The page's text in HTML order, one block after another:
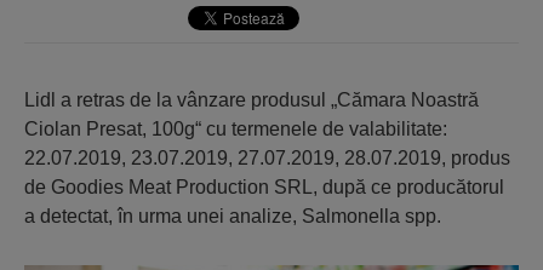
Lidl a retras de la vânzare produsul „Cămara Noastră
Ciolan Presat, 100g“ cu termenele de valabilitate:
22.07.2019, 23.07.2019, 27.07.2019, 28.07.2019, produs
de Goodies Meat Production SRL, după ce producătorul
a detectat, în urma unei analize, Salmonella spp.